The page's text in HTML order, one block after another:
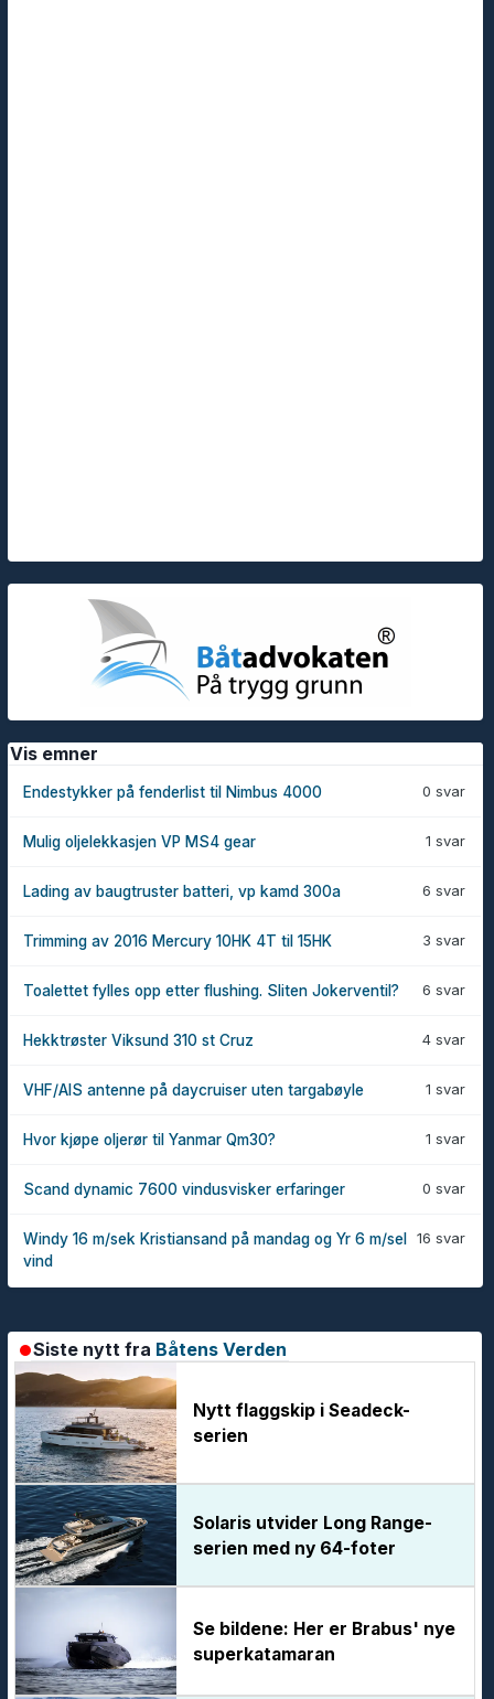
Vis emner
0 svar
Endestykker på fenderlist til Nimbus 4000
1 svar
Mulig oljelekkasjen VP MS4 gear
6 svar
Lading av baugtruster batteri, vp kamd 300a
3 svar
Trimming av 2016 Mercury 10HK 4T til 15HK
6 svar
Toalettet fylles opp etter flushing. Sliten Jokerventil?
4 svar
Hekktrøster Viksund 310 st Cruz
1 svar
VHF/AIS antenne på daycruiser uten targabøyle
1 svar
Hvor kjøpe oljerør til Yanmar Qm30?
0 svar
Scand dynamic 7600 vindusvisker erfaringer
16 svar
Windy 16 m/sek Kristiansand på mandag og Yr 6 m/sel
vind
Siste nytt fra Båtens Verden
Nytt flaggskip i Seadeck-
serien
Solaris utvider Long Range-
serien med ny 64-foter
Se bildene: Her er Brabus' nye
superkatamaran